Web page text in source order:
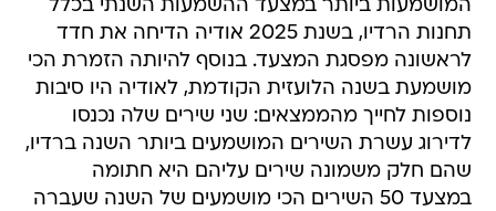
המושמעות ביותר במצעד ההשמעות השנתי בכלל
תחנות הרדיו, בשנת 2025 אודיה הדיחה את חדד
לראשונה מפסגת המצעד. בנוסף להיותה הזמרת הכי
מושמעת בשנה הלועזית הקודמת, לאודיה היו סיבות
נוספות לחייך מהממצאים: שני שירים שלה נכנסו
לדירוג עשרת השירים המושמעים ביותר השנה ברדיו,
שהם חלק משמונה שירים עליהם היא חתומה
במצעד 50 השירים הכי מושמעים של השנה שעברה